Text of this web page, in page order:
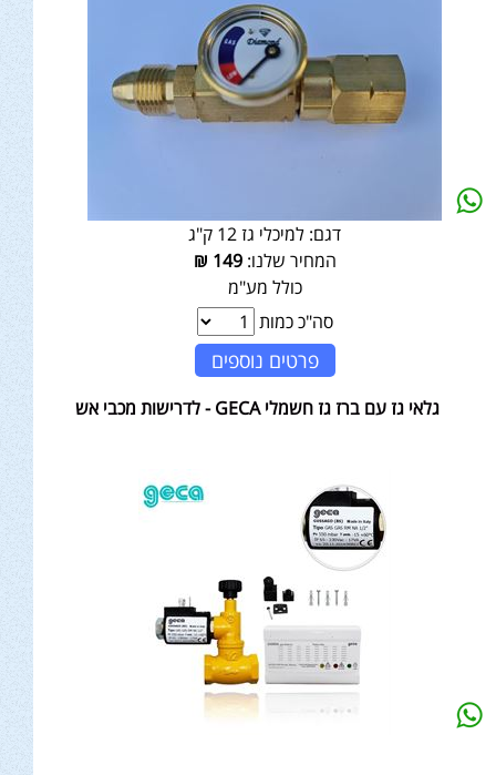
דגם: למיכלי גז 12 ק"ג
המחיר שלנו:149
₪
כולל מע"מ
סה"כ כמות
פרטים נוספים
גלאי גז עם ברז גז חשמלי GECA - לדרישות מכבי אש